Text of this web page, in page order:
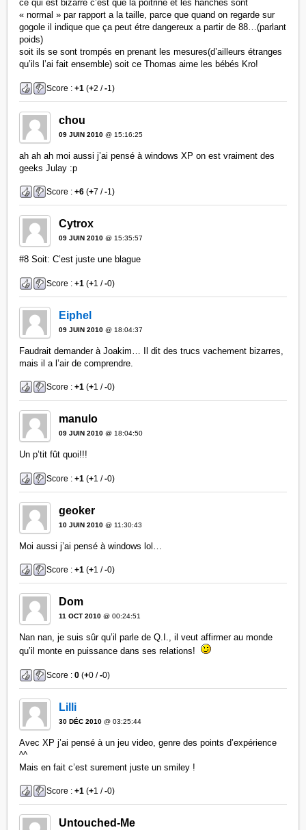
ce qui est bizarre c’est que la poitrine et les hanches sont
« normal » par rapport a la taille, parce que quand on regarde sur
gogole il indique que ça peut étre dangereux a partir de 88…(parlant
poids)
soit ils se sont trompés en prenant les mesures(d’ailleurs étranges
qu’ils l’ai fait ensemble) soit ce Thomas aime les bébés Kro!
Score :+1 (+2 /-1)
chou
09 JUIN 2010 @ 15:16:25
ah ah ah moi aussi j’ai pensé à windows XP on est vraiment des
geeks Julay :p
Score :+6 (+7 /-1)
Cytrox
09 JUIN 2010 @ 15:35:57
#8 Soit: C’est juste une blague
Score :+1 (+1 /-0)
Eiphel
09 JUIN 2010 @ 18:04:37
Faudrait demander à Joakim… Il dit des trucs vachement bizarres,
mais il a l’air de comprendre.
Score :+1 (+1 /-0)
manulo
09 JUIN 2010 @ 18:04:50
Un p’tit fût quoi!!!
Score :+1 (+1 /-0)
geoker
10 JUIN 2010 @ 11:30:43
Moi aussi j’ai pensé à windows lol…
Score :+1 (+1 /-0)
Dom
11 OCT 2010 @ 00:24:51
Nan nan, je suis sûr qu’il parle de Q.I., il veut affirmer au monde
qu’il monte en puissance dans ses relations!
Score :0 (+0 /-0)
Lilli
30 DÉC 2010 @ 03:25:44
Avec XP j’ai pensé à un jeu video, genre des points d’expérience
^^
Mais en fait c’est surement juste un smiley !
Score :+1 (+1 /-0)
Untouched-Me